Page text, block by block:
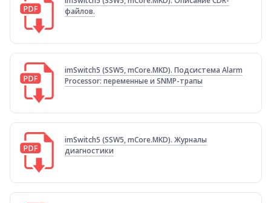
файлов.
imSwitch5 (SSW5, mCore.MKD). Подсистема Alarm
Processor: переменные и SNMP-трапы
imSwitch5 (SSW5, mCore.MKD). Журналы
диагностики